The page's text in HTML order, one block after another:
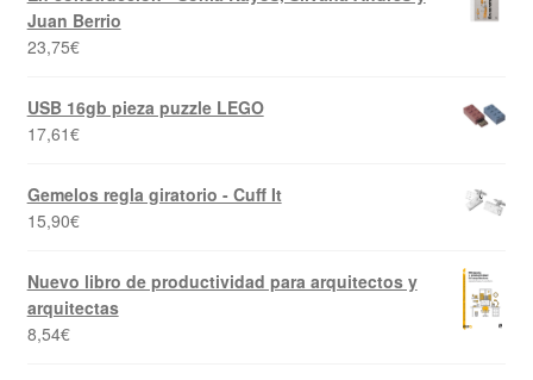
Juan Berrio
23,75€
USB 16gb pieza puzzle LEGO
17,61€
Gemelos regla giratorio - Cuff It
15,90€
Nuevo libro de productividad para arquitectos y
arquitectas
8,54€